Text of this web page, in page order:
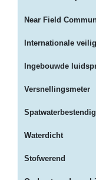
printer
Monitoren
Plotters
Near Field
Internationale
Ingebouwde
Versnellingsmeter
Spatwaterbestendig
Waterdicht
Stofwerend